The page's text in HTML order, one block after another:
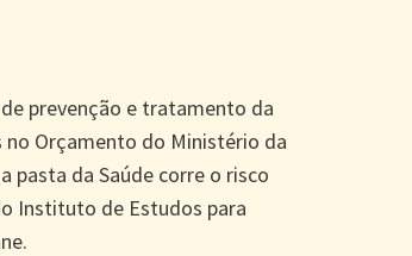
prevenção e tratamento da
no Orçamento do Ministério da
pasta da Saúde corre o risco
Instituto de Estudos para